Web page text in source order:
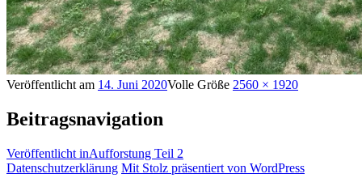
Veröffentlicht am 14. Juni 2020Volle Größe 2560 × 1920
Beitragsnavigation
Veröffentlicht inAufforstung Teil 2
Datenschutzerklärung Mit Stolz präsentiert von WordPress